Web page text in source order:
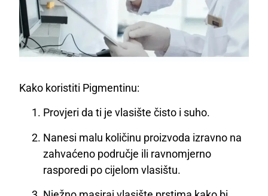
Kako koristiti Pigmentinu:
Provjeri da ti je vlasište čisto i suho.
Nanesi malu količinu proizvoda izravno na
zahvaćeno područje ili ravnomjerno
rasporedi po cijelom vlasištu.